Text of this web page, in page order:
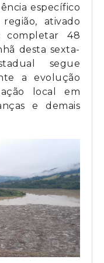
específico
ativado
completar 48
desta sexta-
segue
a evolução
local em
e demais